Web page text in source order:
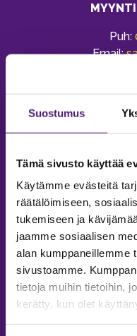
Suostumus
Tämä sivusto käyttää
Käytämme evästeitä
räätälöimiseen,
tukemiseen ja
jaamme sosiaalisen
alan kumppaneillemme
sivustoamme.
tietoja muihin tietoihin,
kerätty, kun olet
Puh:
Email: